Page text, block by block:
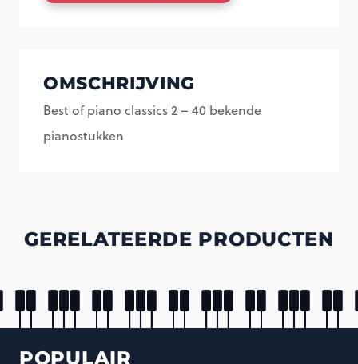
classics
40
bekende
pianostukken
OMSCHRIJVING
Best of piano classics 2 – 40 bekende
pianostukken
GERELATEERDE PRODUCTEN
POPULAIR